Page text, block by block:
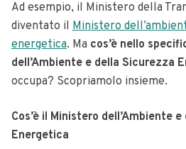
Ad esempio, il Ministero della
diventato il Ministero
energetica. Ma cos’è nello
dell’Ambiente e della Sicurezza
occupa? Scopriamolo insieme.
Cos’è il Ministero dell’Ambiente
Energetica